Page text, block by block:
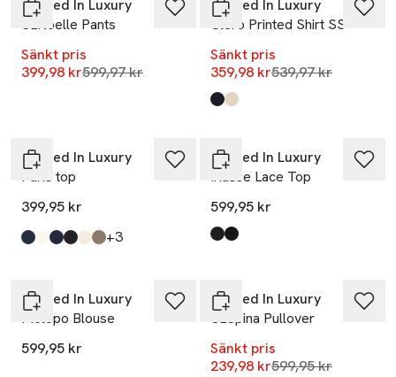
Soaked In Luxury
SLNoelle Pants
Sänkt pris
399,98 krLägsta pris 30 dagar
599,97 kr
Soaked In Luxury
Clero Printed Shirt SS
Sänkt pris
359,98 krLägsta pris 30
539,97 kr
Produkten finns i färgerna:
Purple Heather Nebula Print
Oatmeal Leave Print
Soaked In Luxury
Paris top
399,95 kr
Produkten finns i färgerna:
Salute W Creme Stripes
Broken White,
Night Sky,
Black W Creme Stripes
Nature Stripe,
Walnut, +3till
Soaked In Luxury
Iriasse Lace Top
599,95 kr
Produkten finns i färgerna:
Black
Morel
Soaked In Luxury
Molopo Blouse
599,95 kr
Soaked In Luxury
SLSpina Pullover
Sänkt pris
239,98 krLägsta pris 30
599,95 kr